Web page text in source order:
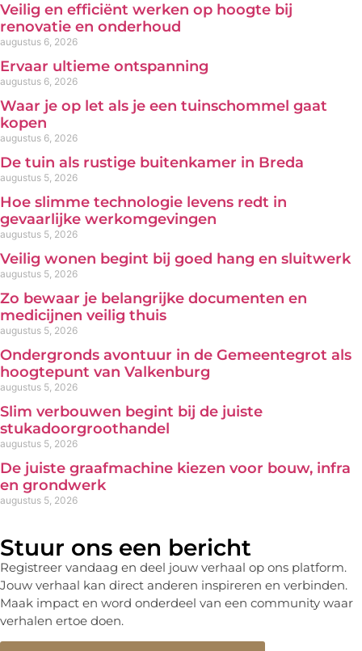
Veilig en efficiënt werken op hoogte bij
renovatie en onderhoud
augustus 6, 2026
Ervaar ultieme ontspanning
augustus 6, 2026
Waar je op let als je een tuinschommel gaat
kopen
augustus 6, 2026
De tuin als rustige buitenkamer in Breda
augustus 5, 2026
Hoe slimme technologie levens redt in
gevaarlijke werkomgevingen
augustus 5, 2026
Veilig wonen begint bij goed hang en sluitwerk
augustus 5, 2026
Zo bewaar je belangrijke documenten en
medicijnen veilig thuis
augustus 5, 2026
Ondergronds avontuur in de Gemeentegrot als
hoogtepunt van Valkenburg
augustus 5, 2026
Slim verbouwen begint bij de juiste
stukadoorgroothandel
augustus 5, 2026
De juiste graafmachine kiezen voor bouw, infra
en grondwerk
augustus 5, 2026
Stuur ons een bericht
Registreer vandaag en deel jouw verhaal op ons platform.
Jouw verhaal kan direct anderen inspireren en verbinden.
Maak impact en word onderdeel van een community waar
verhalen ertoe doen.